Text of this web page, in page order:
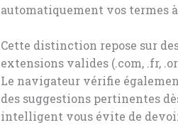
automatiquement vos termes à
Cette distinction repose sur
extensions valides (.com, .fr,
Le navigateur vérifie
des suggestions pertinentes
intelligent vous évite de